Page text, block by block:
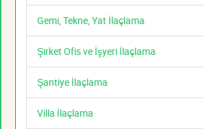
Gemi, Tekne, Yat İlaçlama
Şirket Ofis ve İşyeri İlaçlama
Şantiye İlaçlama
Villa İlaçlama